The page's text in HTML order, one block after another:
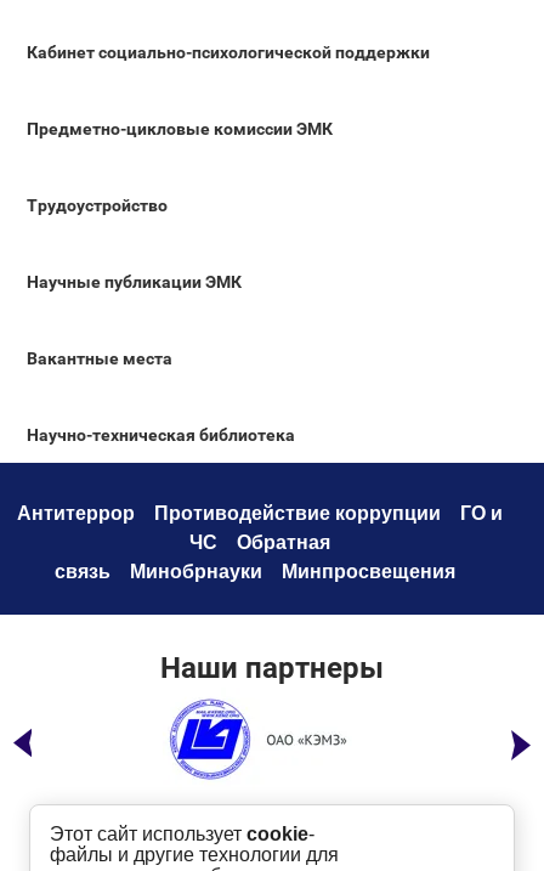
Кабинет социально-психологической поддержки
Предметно-цикловые комиссии ЭМК
Трудоустройство
Научные публикации ЭМК
Вакантные места
Научно-техническая библиотека
Антитеррор Противодействие коррупции
ГО и
ЧС
Обратная
связь
Минобрнауки Минпросвещения
Наши партнеры
Этот сайт использует cookie-
файлы и другие технологии для